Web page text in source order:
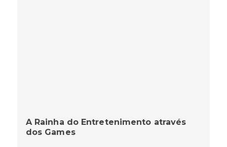
A Rainha do Entretenimento através
dos Games